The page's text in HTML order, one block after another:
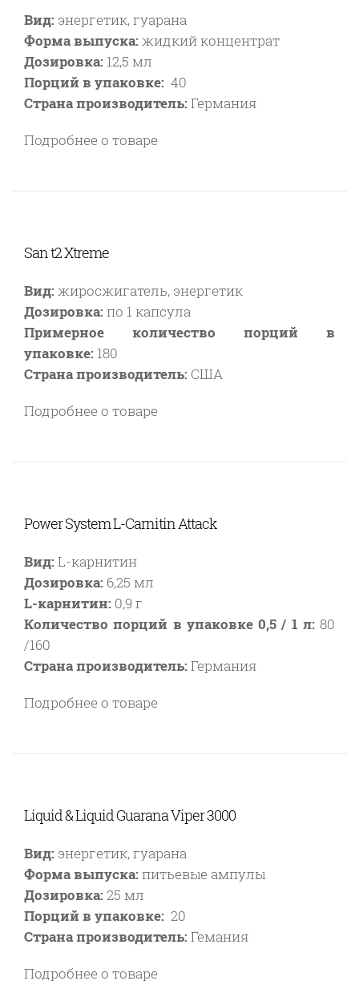
Вид: энергетик, гуарана
Форма выпуска:жидкий концентрат
Дозировка: 12,5 мл
Порций в упаковке: 40
Страна производитель:Германия
Подробнее о товаре
San t2 Xtreme
Вид:жиросжигатель, энергетик
Дозировка: по 1 капсула
Примерное количество порций в
упаковке: 180
Страна производитель: США
Подробнее о товаре
Power System L-Carnitin Attack
Вид:L-карнитин
Дозировка: 6,25 мл
L-карнитин: 0,9 г
Количество порций в упаковке 0,5 / 1 л:80
/160
Страна производитель:Германия
Подробнее о товаре
Liquid & Liquid Guarana Viper 3000
Вид: энергетик, гуарана
Форма выпуска: питьевые ампулы
Дозировка:25 мл
Порций в упаковке: 20
Страна производитель:Гемания
Подробнее о товаре